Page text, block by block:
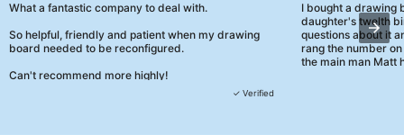
What a fantastic company to deal with.
So helpful, friendly and patient when my drawing
board needed to be reconfigured.
Can't recommend more highly!
✓ Verified
I bought a drawing
daughter's twelth
questions about it
rang the number
the main man Matt